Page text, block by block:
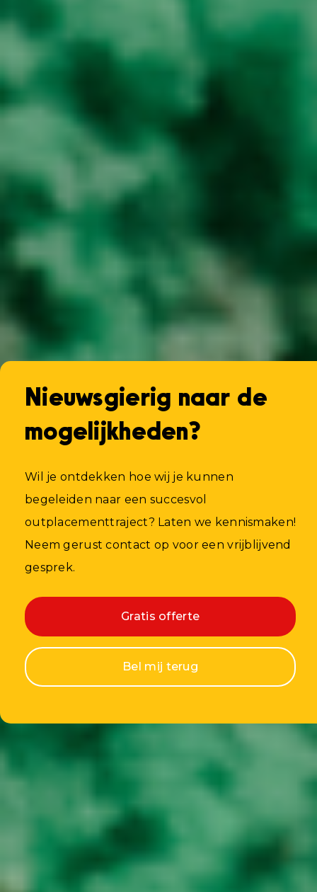
continu kennis en ervaring op. Daardoor leveren
wij een belangrijke bijdrage aan de succesvolle
re-integratie van zieke werknemers. Wij helpen
goed te benutten en voorkomen dat valkuilen
over het hoofd worden gezien.
Enroute werkt voor uiteenlopende organisaties
in de Randstad in alle sectoren. Buiten
Purmerend vindt u Enroute ook in andere
plaatsen, zoals Amsterdam, Haarlem, Zaandam,
Utrecht, Leiden en Rotterdam.
Nieuwsgierig naar de
mogelijkheden?
Wil je ontdekken hoe wij je kunnen
begeleiden naar een succesvol
outplacementtraject? Laten we kennismaken!
Neem gerust contact op voor een vrijblijvend
gesprek.
Gratis offerte
Bel mij terug